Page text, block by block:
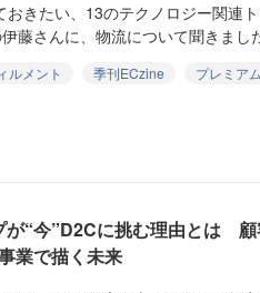
きたい、13のテクノロジー関連
藤さんに、物流について聞きま
ルメント 季刊ECzine
プレミア
が“今”D2Cに挑む理由とは
業で描く未来